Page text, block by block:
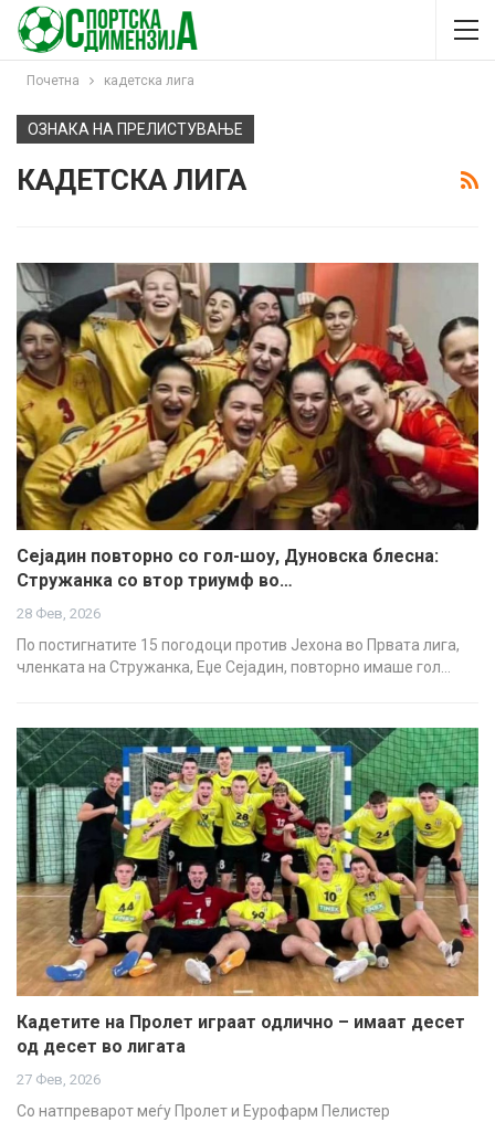
Почетна кадетска лига
ОЗНАКА НА ПРЕЛИСТУВАЊЕ
КАДЕТСКА ЛИГА
Сејадин повторно со гол-шоу, Дуновска блесна:
Стружанка со втор триумф во…
28 Фев, 2026
По постигнатите 15 погодоци против Јехона во Првата лига,
членката на Стружанка, Еџе Сејадин, повторно имаше гол…
Кадетите на Пролет играат одлично – имаат десет
од десет во лигата
27 Фев, 2026
Со натпреварот меѓу Пролет и Еурофарм Пелистер